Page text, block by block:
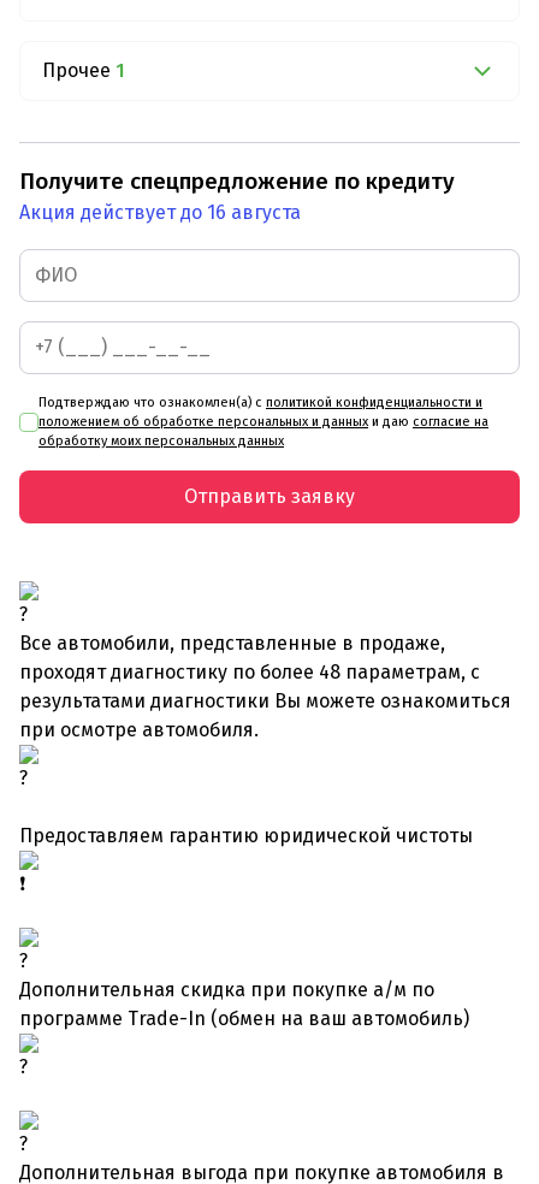
Прочее 1
Получите спецпредложение по кредиту
Акция действует до 16 августа
Подтверждаю что ознакомлен(а) с политикой конфиденциальности и
положением об обработке персональных и данных и даю согласие на
обработку моих персональных данных
Отправить заявку
Все автомобили, представленные в продаже,
проходят диагностику по более 48 параметрам, с
результатами диагностики Вы можете ознакомиться
при осмотре автомобиля.
Предоставляем гарантию юридической чистоты
Дополнительная скидка при покупке а/м по
программе Trade-In (обмен на ваш автомобиль)
Дополнительная выгода при покупке автомобиля в